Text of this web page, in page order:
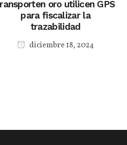
oro utilicen GPS
para fiscalizar la
trazabilidad
diciembre 18, 2024